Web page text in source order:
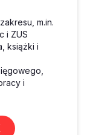
m.in.
i ZUS
książki i
i